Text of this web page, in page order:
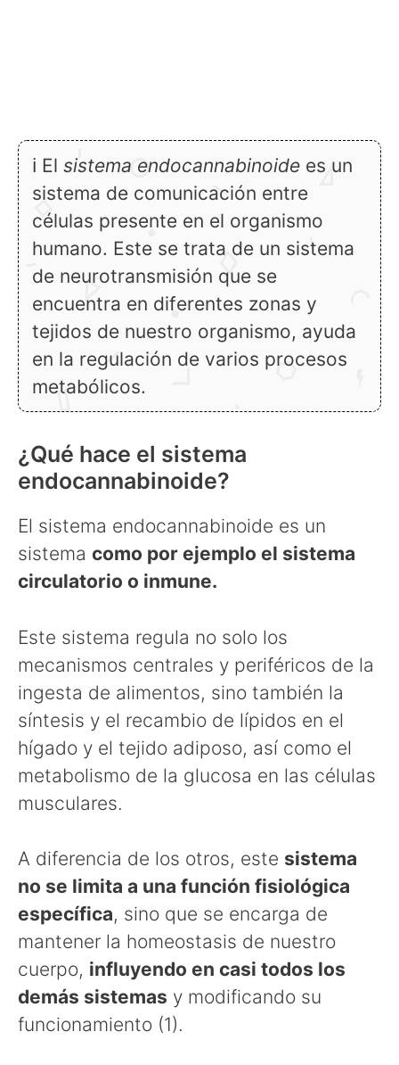
ℹ El sistema endocannabinoide es un
sistema de comunicación entre
células presente en el organismo
humano. Este se trata de un sistema
de neurotransmisión que se
encuentra en diferentes zonas y
tejidos de nuestro organismo, ayuda
en la regulación de varios procesos
metabólicos.
¿Qué hace el sistema
endocannabinoide?
El sistema endocannabinoide es un
sistema como por ejemplo el sistema
circulatorio o inmune.
Este sistema regula no solo los
mecanismos centrales y periféricos de la
ingesta de alimentos, sino también la
síntesis y el recambio de lípidos en el
hígado y el tejido adiposo, así como el
metabolismo de la glucosa en las células
musculares.
A diferencia de los otros, este sistema
no se limita a una función fisiológica
específica, sino que se encarga de
mantener la homeostasis de nuestro
cuerpo, influyendo en casi todos los
demás sistemas y modificando su
funcionamiento (1).